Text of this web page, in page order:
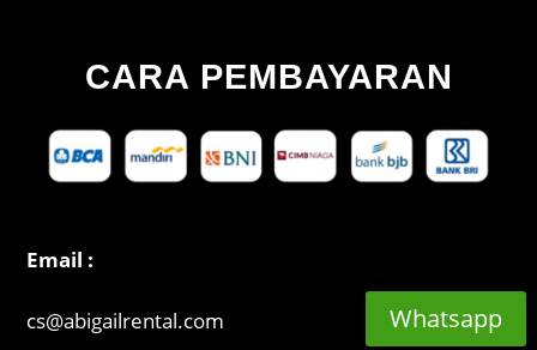
CARA PEMBAYARAN
Email :
cs@abigailrental.com Whatsapp